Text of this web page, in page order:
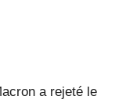
a rejeté le